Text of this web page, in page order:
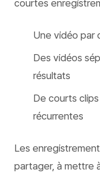
courtes
Une vidéo par
Des vidéos
résultats
De courts
récurrentes
Les
partager, à mettre